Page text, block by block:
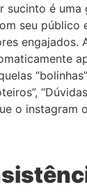
sucinto é uma
seu
o instagram